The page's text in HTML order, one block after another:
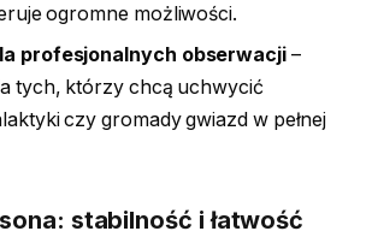
ogromne możliwości.
profesjonalnych obserwacji–
tych, którzy chcą uchwycić
czy gromady gwiazd w pełnej
stabilność i łatwość